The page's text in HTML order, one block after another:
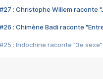
#27 : Christophe Willem raconte
#26 : Chimène Badi raconte
#25 : Indochine raconte "3e sexe"